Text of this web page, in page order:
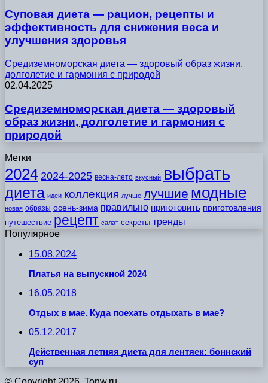
Суповая диета — рацион, рецепты и
эффективность для снижения веса и
улучшения здоровья
Средиземноморская диета — здоровый образ жизни,
долголетие и гармония с природой
02.04.2025
Средиземноморская диета — здоровый
образ жизни, долголетие и гармония с
природой
Метки
2024 2024-2025 весна-лето вкусный выбрать
диета идеи коллекция лучше лучшие модные
новая образы осень-зима правильно приготовить приготовления
путешествие рецепт салат секреты тренды
Популярное
15.08.2024
Платья на выпускной 2024
16.05.2018
Отдых в мае. Куда поехать отдыхать в мае?
05.12.2017
Действенная летняя диета для лентяек: боннский
суп